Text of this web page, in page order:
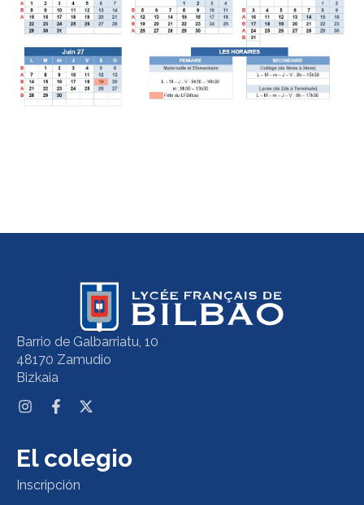
Barrio de Galbarriatu, 10
48170 Zamudio
Bizkaia
El colegio
Inscripción